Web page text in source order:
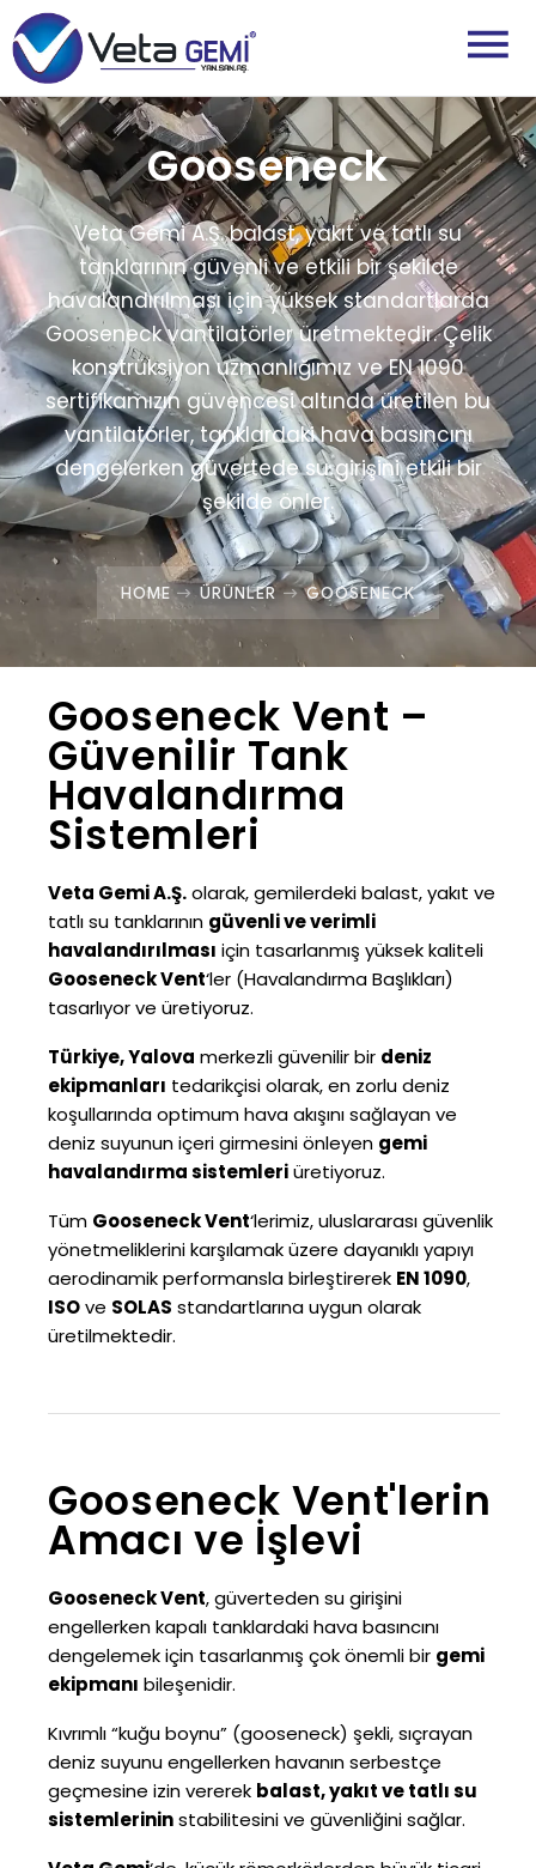
Gooseneck
Veta Gemi A.Ş. balast, yakıt ve tatlı su
tanklarının güvenli ve etkili bir şekilde
havalandırılması için yüksek standartlarda
Gooseneck vantilatörler üretmektedir. Çelik
konstrüksiyon uzmanlığımız ve EN 1090
sertifikamızın güvencesi altında üretilen bu
vantilatörler, tanklardaki hava basıncını
dengelerken güvertede su girişini etkili bir
şekilde önler.
HOME ÜRÜNLER GOOSENECK
Gooseneck Vent –
Güvenilir Tank
Havalandırma
Sistemleri
Veta Gemi A.Ş.olarak, gemilerdeki balast, yakıt ve
tatlı su tanklarının güvenli ve verimli
havalandırılması için tasarlanmış yüksek kaliteli
Gooseneck Vent‘ler (Havalandırma Başlıkları)
tasarlıyor ve üretiyoruz.
Türkiye, Yalova merkezli güvenilir bir deniz
ekipmanları tedarikçisi olarak, en zorlu deniz
koşullarında optimum hava akışını sağlayan ve
deniz suyunun içeri girmesini önleyen gemi
havalandırma sistemleriüretiyoruz.
Tüm Gooseneck Vent‘lerimiz, uluslararası güvenlik
yönetmeliklerini karşılamak üzere dayanıklı yapıyı
aerodinamik performansla birleştirerek EN 1090,
ISOve SOLAS standartlarına uygun olarak
üretilmektedir.
Gooseneck Vent'lerin
Amacı ve İşlevi
Gooseneck Vent, güverteden su girişini
engellerken kapalı tanklardaki hava basıncını
dengelemek için tasarlanmış çok önemli bir gemi
ekipmanı bileşenidir.
Kıvrımlı “kuğu boynu” (gooseneck) şekli, sıçrayan
deniz suyunu engellerken havanın serbestçe
geçmesine izin vererek balast, yakıt ve tatlı su
sistemlerininstabilitesini ve güvenliğini sağlar.